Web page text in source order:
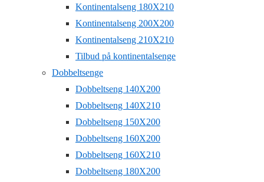
Kontinentalseng 180X210
Kontinentalseng 200X200
Kontinentalseng 210X210
Tilbud på kontinentalsenge
Dobbeltsenge
Dobbeltseng 140X200
Dobbeltseng 140X210
Dobbeltseng 150X200
Dobbeltseng 160X200
Dobbeltseng 160X210
Dobbeltseng 180X200